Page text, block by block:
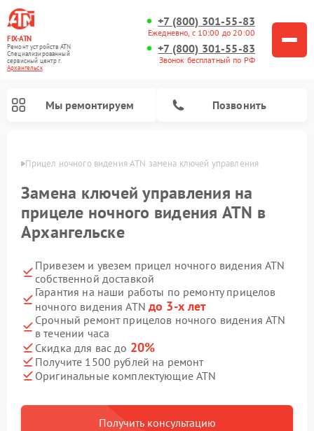
FIX-ATN
Ремонт устройств ATN
Специализированный
cервисный центр г.
Архангельск
+7 (800) 301-55-83
Ежедневно, с 10:00 до 20:00
+7 (800) 301-55-83
Звонок бесплатный по РФ
Мы ремонтируем Позвонить
Прицел ночного видения ATN замена ключей управления
Замена ключей управления на
прицеле ночного видения ATN в
Архангельске
Привезем и увезем прицел ночного видения ATN
собственной доставкой
Гарантия на наши работы по ремонту прицелов
ночного видения ATN до 3-х лет
Срочный ремонт прицелов ночного видения ATN
в течении часа
Скидка для вас до 20%
Получите 1500 рублей на ремонт
Оригинальные комплектующие ATN
Получить консультацию